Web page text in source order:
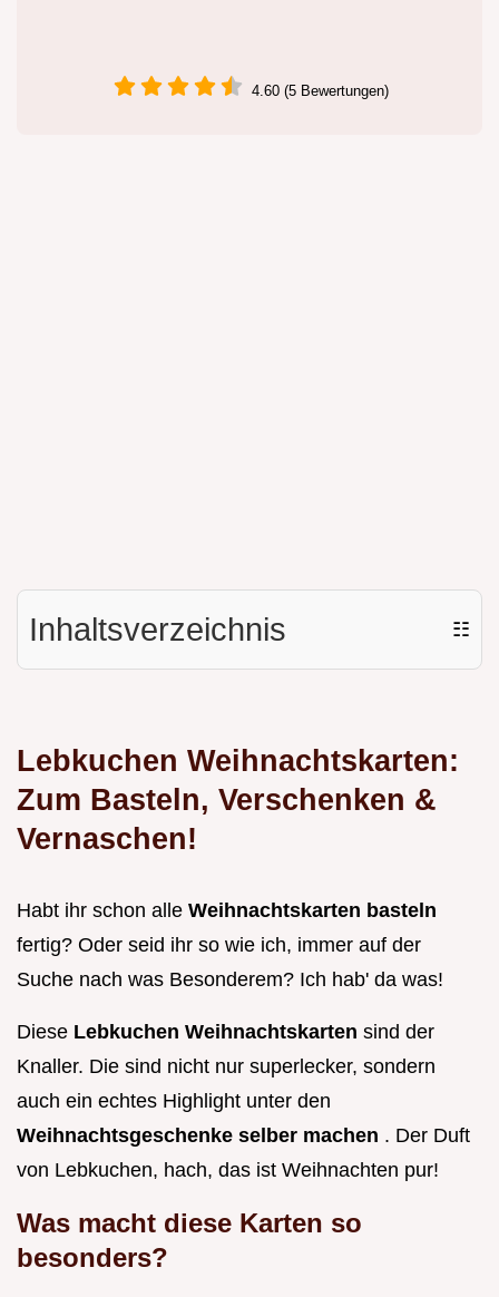
4.60 (5 Bewertungen)
Inhaltsverzeichnis ☷
Lebkuchen Weihnachtskarten:
Zum Basteln, Verschenken &
Vernaschen!
Habt ihr schon alle Weihnachtskarten basteln
fertig? Oder seid ihr so wie ich, immer auf der
Suche nach was Besonderem? Ich hab' da was!
Diese Lebkuchen Weihnachtskarten sind der
Knaller. Die sind nicht nur superlecker, sondern
auch ein echtes Highlight unter den
Weihnachtsgeschenke selber machen . Der Duft
von Lebkuchen, hach, das ist Weihnachten pur!
Was macht diese Karten so
besonders?